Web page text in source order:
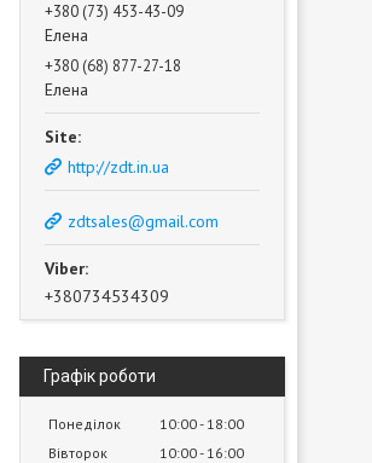
+380 (73) 453-43-09
Елена
+380 (68) 877-27-18
Елена
http://zdt.in.ua
zdtsales@gmail.com
+380734534309
Графік роботи
Понеділок 10:00 18:00
Вівторок
10:00 16:00